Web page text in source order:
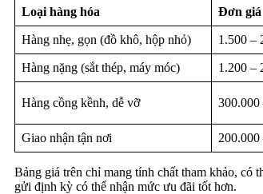
Loại hàng hóa Đơn giá
Hàng nhẹ, gọn (đồ khô, hộp nhỏ) 1.500 –
Hàng nặng (sắt thép, máy móc) 1.200 –
Hàng cồng kềnh, dễ vỡ 300.000
Giao nhận tận nơi 200.000
Bảng giá trên chỉ mang tính chất tham khảo,
gửi định kỳ có thể nhận mức ưu đãi tốt hơn.